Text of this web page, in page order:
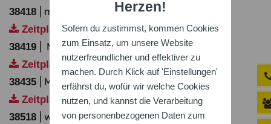
Herzen!
Sofern du zustimmst, kommen Cookies
zum Einsatz, um unsere Website
nutzerfreundlicher und effektiver zu
machen. Durch Klick auf 'Einstellungen'
erfährst du, wofür wir welche Cookies
nutzen, und kannst die Verarbeitung
von personenbezogenen Daten zum
38418 | männliche Jugend U 18
Zeitplan
38419
| Männer Ü 19
Zeitplan
38435
| Männer Ü 35
Zeitplan
38518
| weibliche Jugend U 18